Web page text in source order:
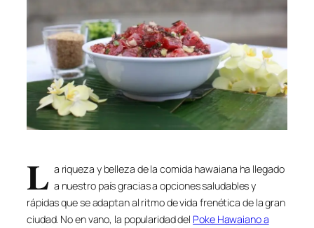
L a riqueza y belleza de la comida hawaiana ha llegado
a nuestro país gracias a opciones saludables y
rápidas que se adaptan al ritmo de vida frenética de la gran
ciudad. No en vano, la popularidad del Poke Hawaiano a